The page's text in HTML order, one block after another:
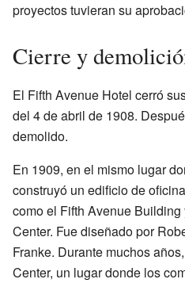
proyectos tuvieran su
Cierre y
El Fifth Avenue Hotel cerró
del 4 de abril de 1908.
demolido.
En 1909, en el mismo lugar
construyó un edificio de
como el Fifth Avenue
Center. Fue diseñado por
Franke. Durante muchos
Center, un lugar donde los